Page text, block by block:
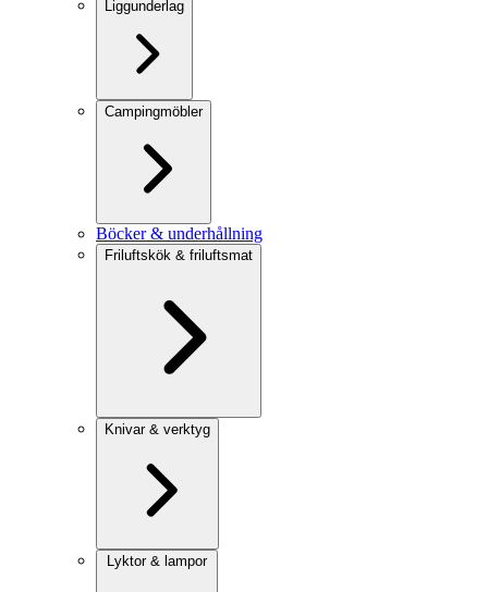
Liggunderlag
Campingmöbler
Böcker & underhållning
Friluftskök & friluftsmat
Knivar & verktyg
Lyktor & lampor